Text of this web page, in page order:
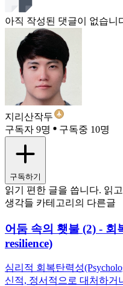
아직 작성된 댓글이 없습니
지리산작두
구독자 9명
구독중 10명
구독하기
읽기 편한 글을 씁니다. 읽
생각들 카테고리의 다른글
어둠 속의 횃불 (2) - 회
resilience)
심리적 회복탄력성
신적, 정서적으로 대처하거